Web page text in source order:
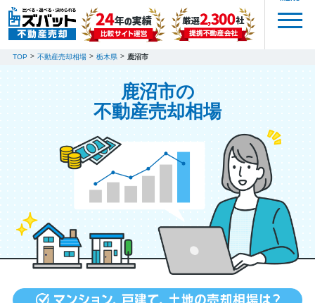
TOP 不動産売却相場 栃木県 鹿沼市
鹿沼市の
不動産売却相場